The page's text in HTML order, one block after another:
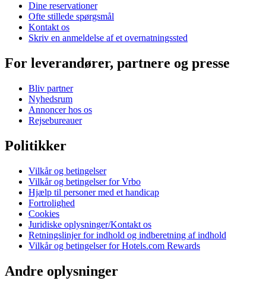
Dine reservationer
Ofte stillede spørgsmål
Kontakt os
Skriv en anmeldelse af et overnatningssted
For leverandører, partnere og presse
Bliv partner
Nyhedsrum
Annoncer hos os
Rejsebureauer
Politikker
Vilkår og betingelser
Vilkår og betingelser for Vrbo
Hjælp til personer med et handicap
Fortrolighed
Cookies
Juridiske oplysninger/Kontakt os
Retningslinjer for indhold og indberetning af indhold
Vilkår og betingelser for Hotels.com Rewards
Andre oplysninger